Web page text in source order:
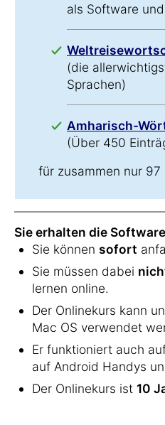
als Software
(die
Sprachen)
Amharisch-
(Über 450
für zusammen nur 97
Sie erhalten die
Sie können sofort
Sie müssen dabei
lernen online.
Der Onlinekurs kann
Mac OS verwendet
Er funktioniert auch
auf Android Handys
Der Onlinekurs ist 10